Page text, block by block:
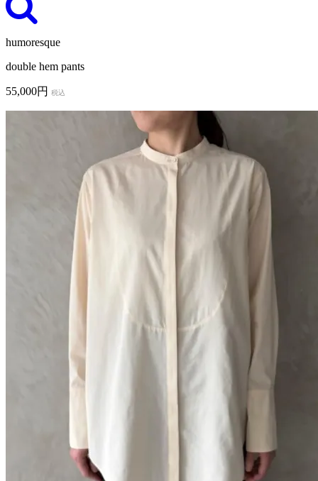
humoresque
double hem pants
55,000円 税込